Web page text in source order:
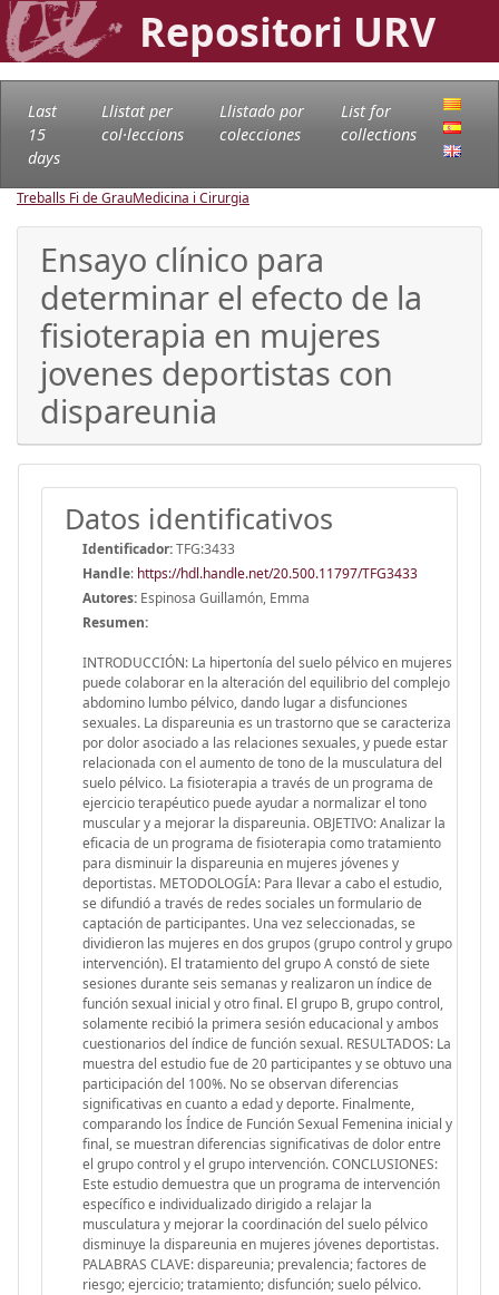
Repositori URV
Last
15
days
Llistat per
col·leccions
Llistado por
colecciones
List for
collections
Treballs Fi de GrauMedicina i Cirurgia
Ensayo clínico para
determinar el efecto de la
fisioterapia en mujeres
jovenes deportistas con
dispareunia
Datos identificativos
Identificador:TFG:3433
Handle: https://hdl.handle.net/20.500.11797/TFG3433
Autores: Espinosa Guillamón, Emma
Resumen:
INTRODUCCIÓN: La hipertonía del suelo pélvico en mujeres
puede colaborar en la alteración del equilibrio del complejo
abdomino lumbo pélvico, dando lugar a disfunciones
sexuales. La dispareunia es un trastorno que se caracteriza
por dolor asociado a las relaciones sexuales, y puede estar
relacionada con el aumento de tono de la musculatura del
suelo pélvico. La fisioterapia a través de un programa de
ejercicio terapéutico puede ayudar a normalizar el tono
muscular y a mejorar la dispareunia. OBJETIVO: Analizar la
eficacia de un programa de fisioterapia como tratamiento
para disminuir la dispareunia en mujeres jóvenes y
deportistas. METODOLOGÍA: Para llevar a cabo el estudio,
se difundió a través de redes sociales un formulario de
captación de participantes. Una vez seleccionadas, se
dividieron las mujeres en dos grupos (grupo control y grupo
intervención). El tratamiento del grupo A constó de siete
sesiones durante seis semanas y realizaron un índice de
función sexual inicial y otro final. El grupo B, grupo control,
solamente recibió la primera sesión educacional y ambos
cuestionarios del índice de función sexual. RESULTADOS: La
muestra del estudio fue de 20 participantes y se obtuvo una
participación del 100%. No se observan diferencias
significativas en cuanto a edad y deporte. Finalmente,
comparando los Índice de Función Sexual Femenina inicial y
final, se muestran diferencias significativas de dolor entre
el grupo control y el grupo intervención. CONCLUSIONES:
Este estudio demuestra que un programa de intervención
específico e individualizado dirigido a relajar la
musculatura y mejorar la coordinación del suelo pélvico
disminuye la dispareunia en mujeres jóvenes deportistas.
PALABRAS CLAVE: dispareunia; prevalencia; factores de
riesgo; ejercicio; tratamiento; disfunción; suelo pélvico.